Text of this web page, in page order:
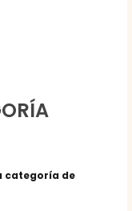
categoría de